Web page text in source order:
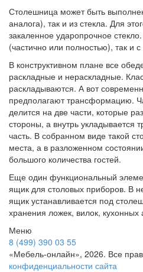
Столешница может быть
аналога), так и из стекла. Для
закаленное ударопрочное
(частично или полностью), так и
В конструктивном плане все
раскладные и нераскладные.
раскладываются. А вот
предполагают трансформацию.
делится на две части, которые
стороны, а внутрь укладывается
часть. В собранном виде такой
места, а в разложенном
большого количества гостей.
Еще один функциональный
ящик для столовых приборов. В
ящик устанавливается под
хранения ложек, вилок, кухонных
Меню
8 (499) 390 03 55
«Мебель-онлайн», 2026. Все
конфиденциальности сайта